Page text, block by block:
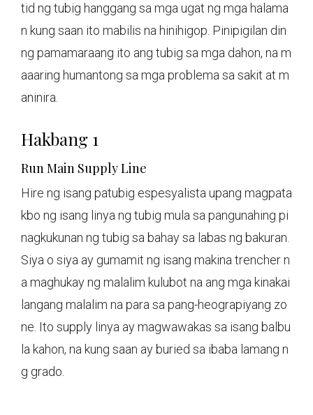
tid ng tubig hanggang sa mga ugat ng mga halama
n kung saan ito mabilis na hinihigop. Pinipigilan din
ng pamamaraang ito ang tubig sa mga dahon, na m
aaaring humantong sa mga problema sa sakit at m
aninira.
Hakbang 1
Run Main Supply Line
Hire ng isang patubig espesyalista upang magpata
kbo ng isang linya ng tubig mula sa pangunahing pi
nagkukunan ng tubig sa bahay sa labas ng bakuran.
Siya o siya ay gumamit ng isang makina trencher n
a maghukay ng malalim kulubot na ang mga kinakai
langang malalim na para sa pang-heograpiyang zo
ne. Ito supply linya ay magwawakas sa isang balbu
la kahon, na kung saan ay buried sa ibaba lamang n
g grado.